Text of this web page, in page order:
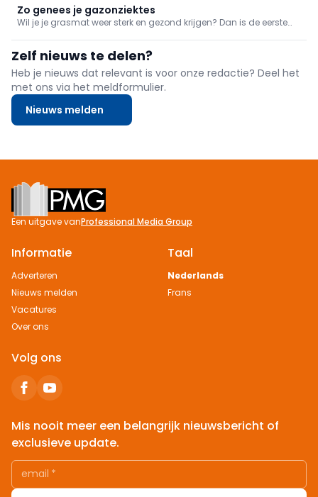
snel mogelijk in wanneer je bomen zich maar pips voelen.
Zo genees je gazonziektes
Wil je je grasmat weer sterk en gezond krijgen? Dan is de eerste
gazonziektes.
Zelf nieuws te delen?
Heb je nieuws dat relevant is voor onze redactie? Deel het
met ons via het meldformulier.
Nieuws melden
Footer
Een uitgave vanProfessional Media Group
Informatie
Adverteren
Nieuws melden
Vacatures
Over ons
Taal
Nederlands
Frans
Volg ons
Mis nooit meer een belangrijk nieuwsbericht of
exclusieve update.
email *